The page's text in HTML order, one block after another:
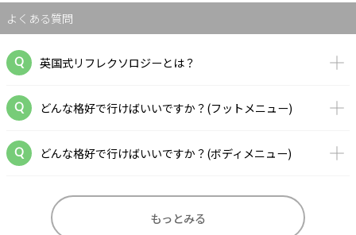
よくある質問
英国式リフレクソロジーとは？
どんな格好で行けばいいですか？(フットメニュー)
どんな格好で行けばいいですか？(ボディメニュー)
もっとみる